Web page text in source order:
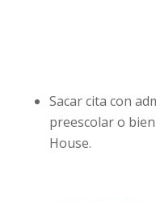
Sacar cita con
preescolar o
House.